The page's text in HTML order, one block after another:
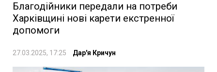
Благодійники передали на потреби
Харківщині нові карети екстренної
допомоги
27.03.2025, 17:25 Дар'я Кричун